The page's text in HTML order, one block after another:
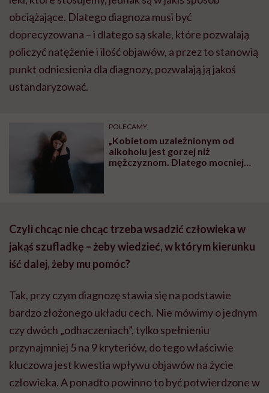
obciążające. Dlatego diagnoza musi być
doprecyzowana – i dlatego są skale, które pozwalają
policzyć natężenie i ilość objawów, a przez to stanowią
punkt odniesienia dla diagnozy, pozwalają ją jakoś
ustandaryzować.
POLECAMY
„Kobietom uzależnionym od
alkoholu jest gorzej niż
mężczyznom. Dlatego mocniej
Czyli chcąc nie chcąc trzeba wsadzić człowieka w
jakąś szufladkę – żeby wiedzieć, w którym kierunku
iść dalej, żeby mu pomóc?
Tak, przy czym diagnozę stawia się na podstawie
bardzo złożonego układu cech. Nie mówimy o jednym
czy dwóch „odhaczeniach”, tylko spełnieniu
przynajmniej 5 na 9 kryteriów, do tego właściwie
kluczowa jest kwestia wpływu objawów na życie
człowieka. A ponadto powinno to być potwierdzone w